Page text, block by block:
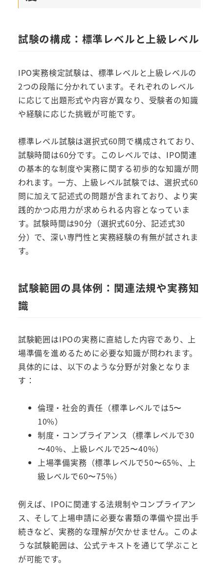
試験の構成：標準レベルと上級レベル
IPO実務検定試験は、標準レベルと上級レベルの
2つの段階に分かれています。それぞれのレベル
に応じて出題形式や内容が異なり、受験者の知識
や経験に応じた挑戦が可能です。
標準レベル試験は選択式60問で構成されており、
試験時間は60分です。このレベルでは、IPO関連
の基本的な制度や実務に関する初歩的な知識が問
われます。一方、上級レベル試験では、選択式60
問に加えて記述式の問題が含まれており、より実
践的かつ応用力が求められる内容となっていま
す。試験時間は90分（選択式60分、記述式30
分）で、深い専門性と実務経験の有無が試されま
す。
試験範囲の具体例：関連法規や実務知
識
試験範囲はIPOの実務に直結した内容であり、上
場準備を進めるために必要な知識が問われます。
具体的には、以下のような分野が対象となりま
す：
倫理・社会的責任（標準レベルでは5〜
10%）
制度・コンプライアンス（標準レベルで30
〜40%、上級レベルで25〜40%）
上場準備実務（標準レベルで50〜65%、上
級レベルで60〜75%）
例えば、IPOに関連する法規制やコンプライアン
ス、そして上場申請に必要な書類の準備や提出手
続きなど、実務的な理解が欠かせません。このよ
うな試験範囲は、公式テキストを通じて学ぶこと
が可能です。